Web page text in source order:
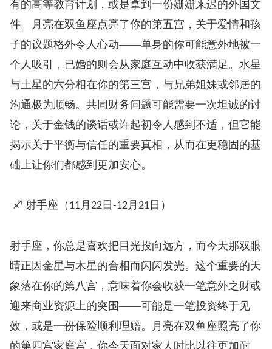
有的高等教育计划，或是拿到一份姗姗来迟的外国文
件。月亮在双鱼座点亮了你的第五宫，关于爱情和孩
子的议题格外令人心动——单身的你可能意外地被一
个人吸引，已婚的则会从家庭互动中收获满足。水星
与土星的六分相在你的第三宫，与兄弟姐妹或邻居的
沟通极为顺畅。共同财务问题可能需要一次坦诚的讨
论，关于金钱的谈话或许起初令人感到不适，但它能
揭示关于平衡与信任的重要真相，从而在更稳固的基
础上让你们都感到更加安心。
♐ 射手座（ 11 月 22日-12 月 21日）
射手座，你总是喜欢把目光投向远方，而今天那双眼
睛正因金星与木星的合相而闪闪发光。这个重要的天
象落在你的第八宫，意味着你会收获一笔意外之财或
迎来商业资源上的突围——可能是一笔投资终于见
效，或是一份保险顺利理赔。月亮在双鱼座照亮了你
的第四宫家庭宫，你今天面对家人时比以往更加耐